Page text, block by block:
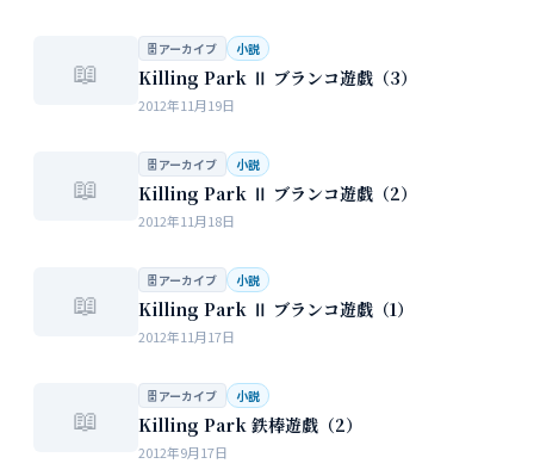
📖
🗄 アーカイブ 小説
Killing Park Ⅱ ブランコ遊戯（3）
2012年11月19日
📖
🗄 アーカイブ 小説
Killing Park Ⅱ ブランコ遊戯（2）
2012年11月18日
📖
🗄 アーカイブ 小説
Killing Park Ⅱ ブランコ遊戯（1）
2012年11月17日
📖
🗄 アーカイブ 小説
Killing Park 鉄棒遊戯（2）
2012年9月17日